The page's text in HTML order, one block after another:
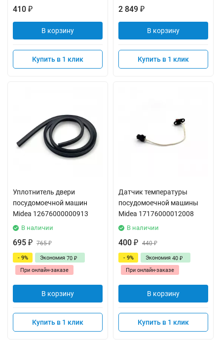
410 ₽
В корзину
Купить в 1 клик
2 849 ₽
В корзину
Купить в 1 клик
Уплотнитель двери
посудомоечной машин
Midea 12676000000913
В наличии
695 ₽ 765₽
- 9% Экономия 70 ₽
При онлайн-заказе
В корзину
Купить в 1 клик
Датчик температуры
посудомоечной машины
Midea 17176000012008
В наличии
400 ₽ 440₽
- 9% Экономия 40 ₽
При онлайн-заказе
В корзину
Купить в 1 клик